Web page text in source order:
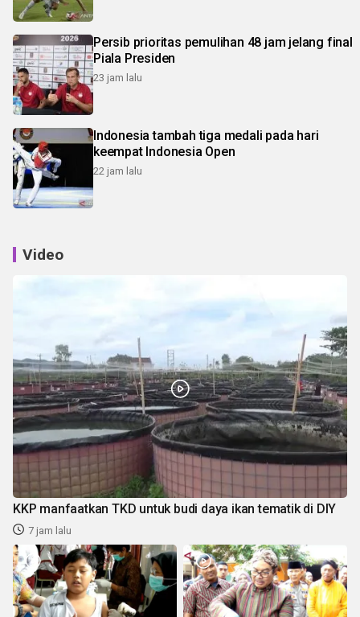
Persib prioritas pemulihan 48 jam jelang final
Piala Presiden
23 jam lalu
Indonesia tambah tiga medali pada hari
keempat Indonesia Open
22 jam lalu
Video
KKP manfaatkan TKD untuk budi daya ikan tematik di DIY
7 jam lalu